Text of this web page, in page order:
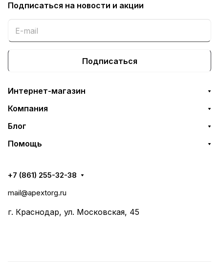
Подписаться на новости и акции
Подписаться
Интернет-магазин
Компания
Блог
Помощь
+7 (861) 255-32-38
mail@apextorg.ru
г. Краснодар, ул. Московская, 45